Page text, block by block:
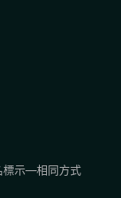
標示—相同方式